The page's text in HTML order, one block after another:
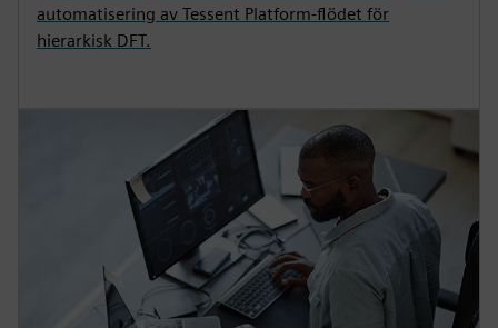
automatisering av Tessent Platform-flödet för
hierarkisk DFT.